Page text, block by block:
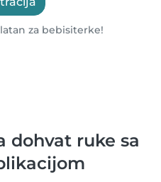
za bebisiterke!
dohvat ruke sa